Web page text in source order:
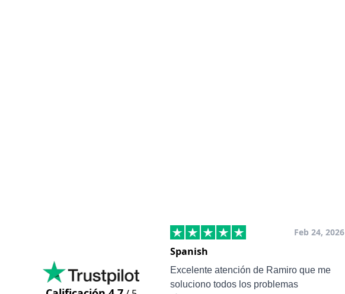
Feb 24, 2026
Spanish
Excelente atención de Ramiro que me
soluciono todos los problemas